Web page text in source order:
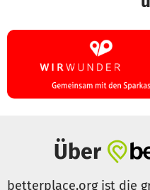
Übung soll auf Deutsch
Damit wollen wir einen
Menschen aufzuklären
100 Pakete produzieren
Verfügung stellen können.
Über
betterplace.org ist die